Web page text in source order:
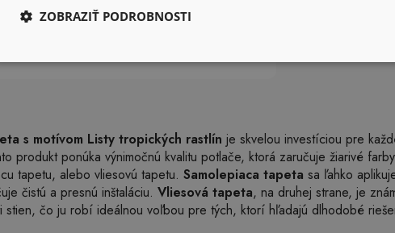
s motívom Listy tropických rastlín je skvelou investíciou pre
produkt ponúka výnimočnú kvalitu potlače, ktorá zaručuje žiarivé
tapetu, alebo vliesovú tapetu. Samolepiaca tapeta sa ľahko
čistú a presnú inštaláciu. Vliesová tapeta, na druhej strane, je
stien, čo ju robí ideálnou voľbou pre tých, ktorí hľadajú dlhodobé
ZOBRAZIŤ PODROBNOSTI